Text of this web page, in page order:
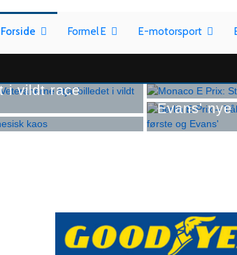
Forside Formel E E-motorsport
i vildt race
i kinesisk kaos
Formel E
Formel E
strategi:
Evans' nye